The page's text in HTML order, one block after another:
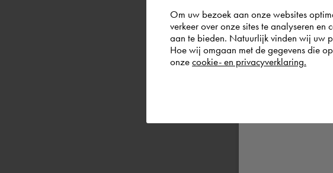
wish to shop.
Nederland
Om uw bezoek aan onze websites
verkeer over onze sites te analyseren
aan te bieden. Natuurlijk vinden wij uw
Hoe wij omgaan met de gegevens die
onze cookie- en privacyverklaring.